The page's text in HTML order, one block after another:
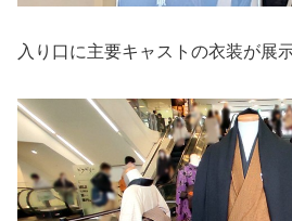
入り口に主要キャストの衣装が展